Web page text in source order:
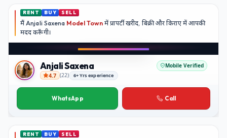
RENT BUY SELL
मैंAnjali Saxena Model Townमें प्रापर्टी खरीद, बिक्री और किराए में आपकी
मददकरूँगी।
Anjali Saxena
Anjali Saxena Mobile Verified
4.7 (22) 6+ Yrs experience
WhatsApp Call
RENT BUY SELL